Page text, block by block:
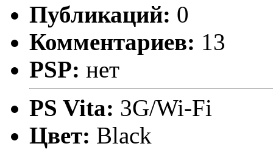
Публикаций: 0
Комментариев: 13
PSP: нет
PS Vita: 3G/Wi-Fi
Цвет: Black